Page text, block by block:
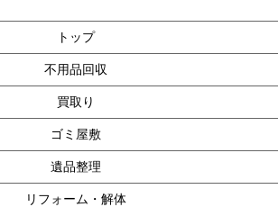
トップ
不用品回収
買取り
ゴミ屋敷
遺品整理
リフォーム・解体